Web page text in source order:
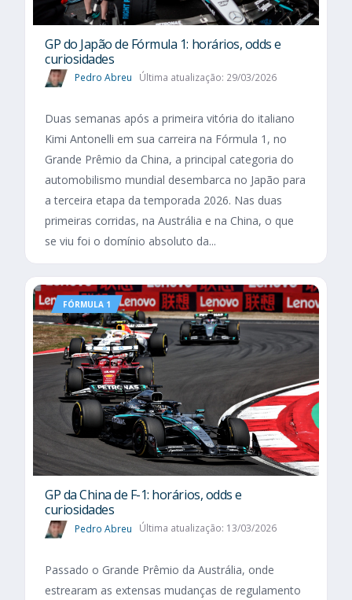
GP do Japão de Fórmula 1: horários, odds e
curiosidades
Pedro Abreu Última atualização: 29/03/2026
Duas semanas após a primeira vitória do italiano
Kimi Antonelli em sua carreira na Fórmula 1, no
Grande Prêmio da China, a principal categoria do
automobilismo mundial desembarca no Japão para
a terceira etapa da temporada 2026. Nas duas
primeiras corridas, na Austrália e na China, o que
se viu foi o domínio absoluto da...
FÓRMULA 1
GP da China de F-1: horários, odds e
curiosidades
Pedro Abreu Última atualização: 13/03/2026
Passado o Grande Prêmio da Austrália, onde
estrearam as extensas mudanças de regulamento